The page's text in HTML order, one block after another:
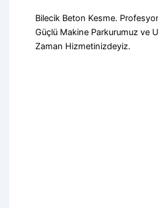
Bilecik Beton Kesme.
Güçlü Makine Parkurumuz ve
Zaman Hizmetinizdeyiz.